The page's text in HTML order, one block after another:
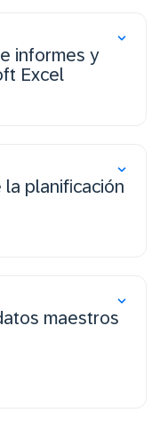
informes y
Excel
la planificación
maestros